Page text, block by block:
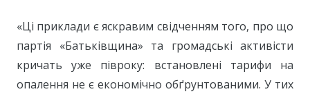
«Ці приклади є яскравим свідченням того, про що
партія «Батьківщина» та громадські активісти
кричать уже півроку: встановлені тарифи на
опалення не є економічно обґрунтованими. У тих